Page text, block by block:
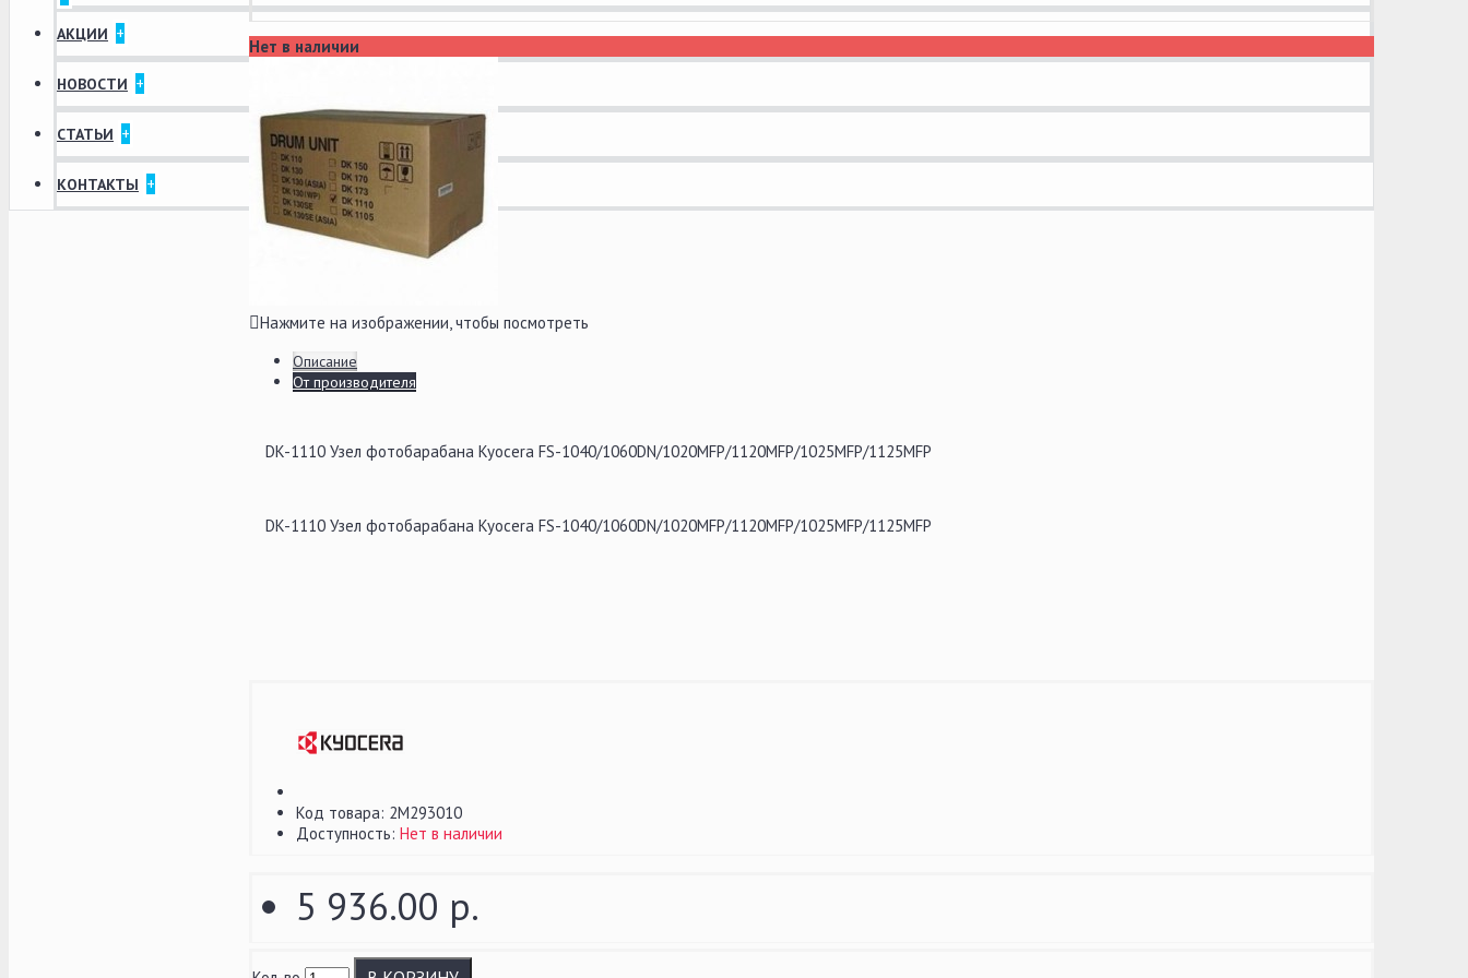
АКЦИИ +
НОВОСТИ +
СТАТЬИ +
КОНТАКТЫ +
Нет в наличии
Нажмите на изображении, чтобы посмотреть
Описание
От производителя
DK-1110 Узел фотобарабана Kyocera FS-1040/1060DN/1020MFP/1120MFP/1025MFP/1125MFP
DK-1110 Узел фотобарабана Kyocera FS-1040/1060DN/1020MFP/1120MFP/1025MFP/1125MFP
Код товара: 2M293010
Доступность: Нет в наличии
5 936.00 р.